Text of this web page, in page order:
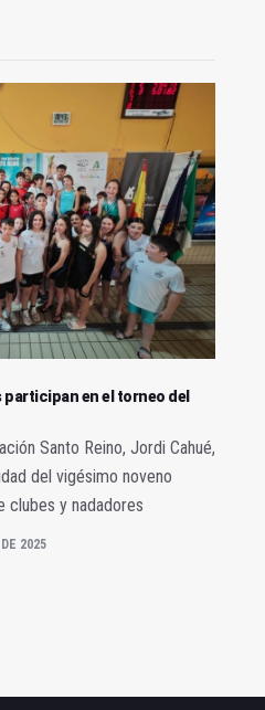
en el torneo del
Santo Reino, Jordi Cahué,
del vigésimo noveno
clubes y nadadores
2025